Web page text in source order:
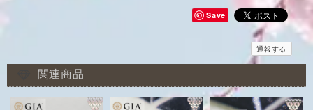
Save
通報する
関連商品